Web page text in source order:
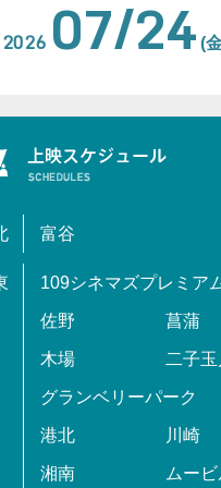
2026 07/24 (
富谷
109シネマズプレミア
佐野 菖蒲
木場 二子玉
グランベリーパーク
港北 川崎
湘南 ムー